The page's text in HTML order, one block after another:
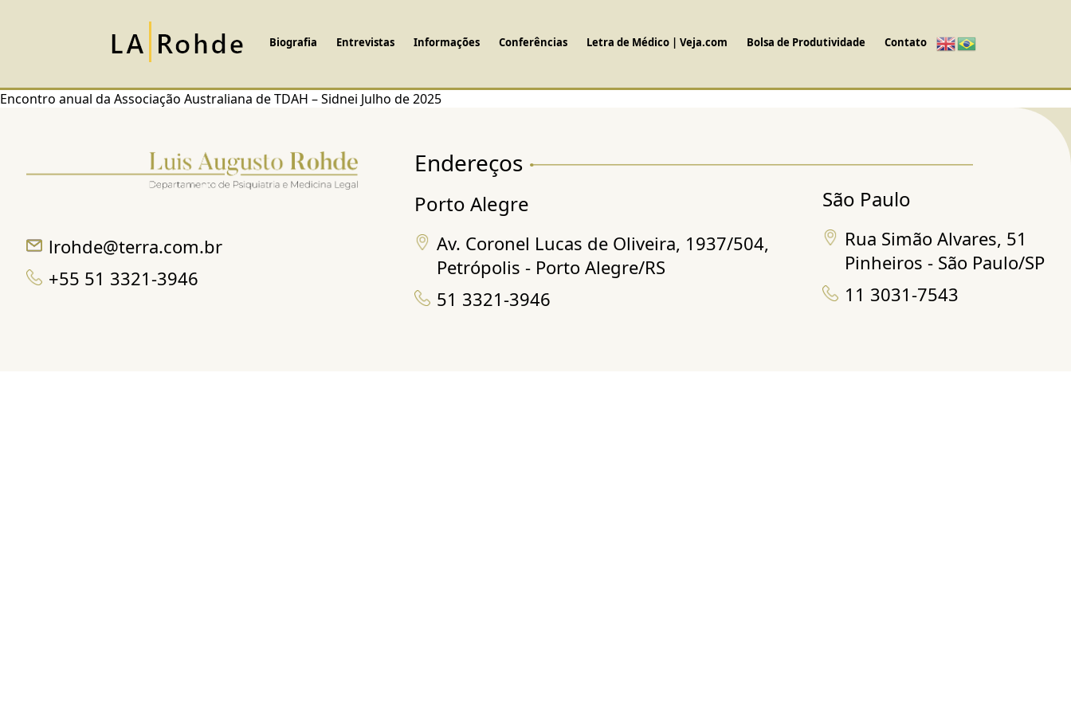
Biografia Entrevistas Informações Conferências Letra de Médico | Veja.com Bolsa de Produtividade Contato
Encontro anual da Associação Australiana de TDAH – Sidnei Julho de 2025
lrohde@terra.com.br
+55 51 3321-3946
Endereços
Porto Alegre
Av. Coronel Lucas de Oliveira, 1937/504,
Petrópolis - Porto Alegre/RS
51 3321-3946
São Paulo
Rua Simão Alvares, 51
Pinheiros - São Paulo/SP
11 3031-7543